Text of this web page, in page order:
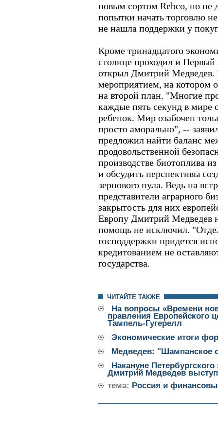
новым сортом Rebco, но не
попытки начать торговлю
не нашла поддержки у
Кроме тринадцатого
столице проходил и
открыл Дмитрий Медведев.
мероприятием, на котором
на второй план. "Многие
каждые пять секунд в мире
ребенок. Мир озабочен
просто аморально", --
предложил найти баланс
продовольственной
производстве биотоплива
и обсудить перспективы
зернового пула. Ведь на
представители аграрного
закрытость для них
Европу Дмитрий Медведев
помощь не исключил.
господдержки придется
кредитованием не
государства.
ЧИТАЙТЕ ТАКЖЕ
На вопросы «Времени
правления Европейского
Тампель-Гугерелл
Экономические итоги
Медведев: "Шампанское
Накануне
Дмитрий Медведев
тема: Россия и